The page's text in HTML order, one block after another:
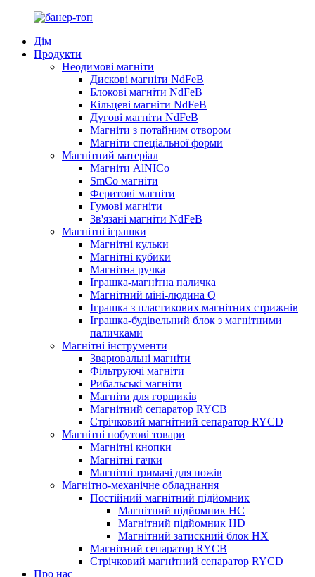
Дім
Продукти
Неодимові магніти
Дискові магніти NdFeB
Блокові магніти NdFeB
Кільцеві магніти NdFeB
Дугові магніти NdFeB
Магніти з потайним отвором
Магніти спеціальної форми
Магнітний матеріал
Магніти AlNICo
SmCo магніти
Феритові магніти
Гумові магніти
Зв'язані магніти NdFeB
Магнітні іграшки
Магнітні кульки
Магнітні кубики
Магнітна ручка
Іграшка-магнітна паличка
Магнітний міні-людина Q
Іграшка з пластикових магнітних стрижнів
Іграшка-будівельний блок з магнітними
паличками
Магнітні інструменти
Зварювальні магніти
Фільтруючі магніти
Рибальські магніти
Магніти для горщиків
Магнітний сепаратор RYCB
Стрічковий магнітний сепаратор RYCD
Магнітні побутові товари
Магнітні кнопки
Магнітні гачки
Магнітні тримачі для ножів
Магнітно-механічне обладнання
Постійний магнітний підйомник
Магнітний підйомник HC
Магнітний підйомник HD
Магнітний затискний блок HX
Магнітний сепаратор RYCB
Стрічковий магнітний сепаратор RYCD
Про нас